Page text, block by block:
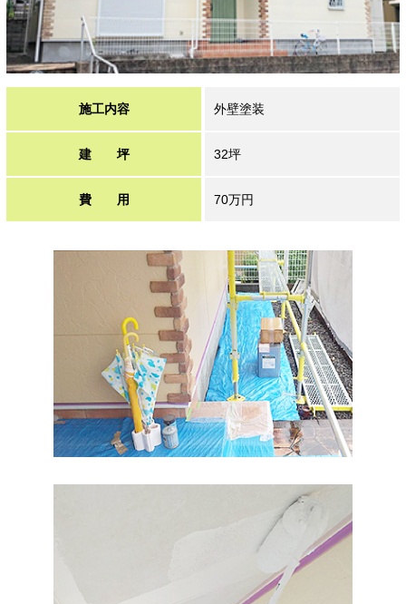
施工内容 外壁塗装
建 坪 32坪
費 用 70万円